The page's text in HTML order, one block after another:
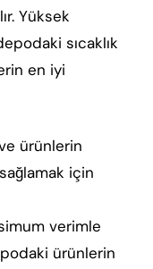
Yüksek
sıcaklık
en iyi
ürünlerin
için
verimle
ürünlerin